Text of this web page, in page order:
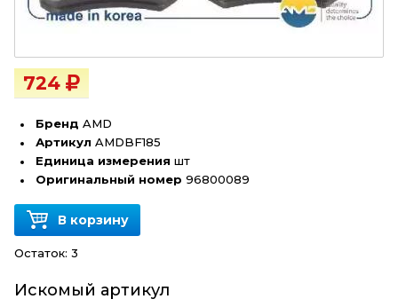
724
Бренд AMD
Артикул AMDBF185
Единица измерения шт
Оригинальный номер 96800089
В корзину
Остаток: 3
Искомый артикул